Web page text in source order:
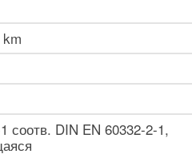
соотв. DIN EN 60332-2-1,